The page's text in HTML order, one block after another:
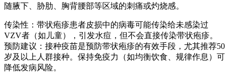
随腋下、胁肋、胸背腰部等区域的刺痛或灼烧感。
传染性：带状疱疹患者皮损中的病毒可能传染给未感染过
VZV者（如儿童），引发水痘，但不会直接传染带状疱疹。
预防建议：接种疫苗是预防带状疱疹的有效手段，尤其推荐50
岁及以上人群接种。保持免疫力（如均衡饮食、规律作息）可
降低发病风险。